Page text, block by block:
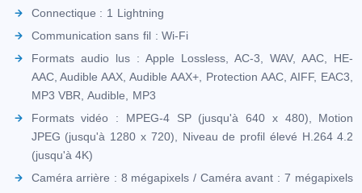
Connectique : 1 Lightning
Communication sans fil : Wi-Fi
Formats audio lus : Apple Lossless, AC-3, WAV, AAC, HE-
AAC, Audible AAX, Audible AAX+, Protection AAC, AIFF, EAC3,
MP3 VBR, Audible, MP3
Formats vidéo : MPEG-4 SP (jusqu'à 640 x 480), Motion
JPEG (jusqu'à 1280 x 720), Niveau de profil élevé H.264 4.2
(jusqu'à 4K)
Caméra arrière : 8 mégapixels / Caméra avant : 7 mégapixels